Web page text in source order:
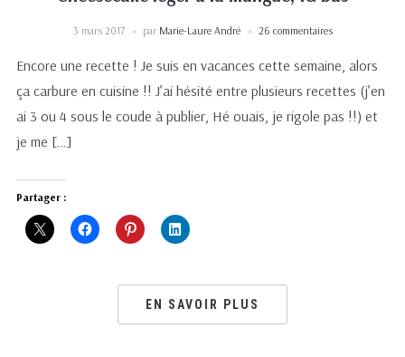
3 mars 2017 par Marie-Laure André 26 commentaires
Encore une recette ! Je suis en vacances cette semaine, alors
ça carbure en cuisine !! J’ai hésité entre plusieurs recettes (j’en
ai 3 ou 4 sous le coude à publier, Hé ouais, je rigole pas !!) et
je me […]
Partager :
EN SAVOIR PLUS